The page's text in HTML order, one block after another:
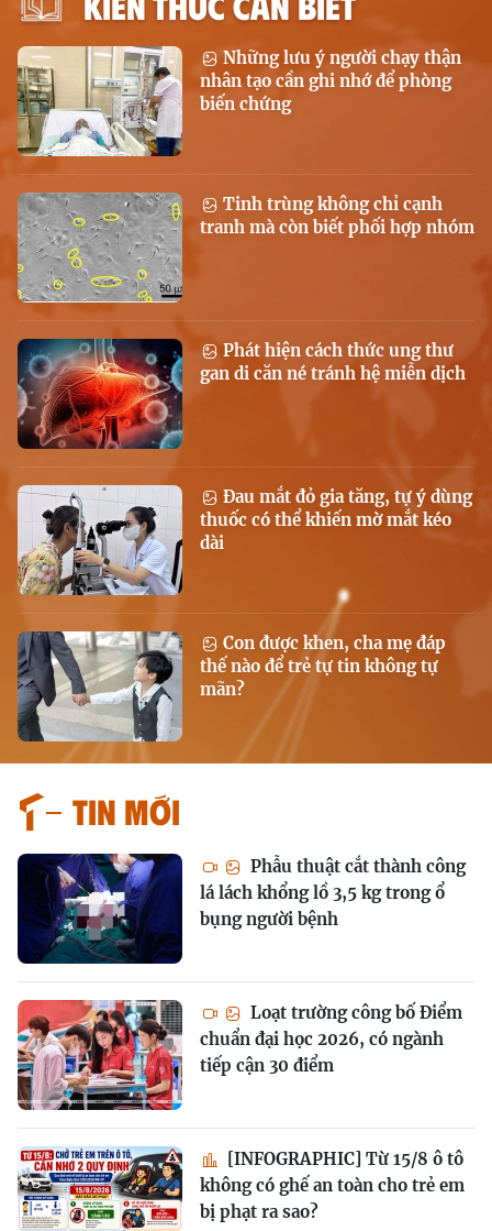
Những lưu ý người chạy thận
nhân tạo cần ghi nhớ để phòng
biến chứng
Tinh trùng không chỉ cạnh
tranh mà còn biết phối hợp nhóm
Phát hiện cách thức ung thư
gan di căn né tránh hệ miễn dịch
Đau mắt đỏ gia tăng, tự ý dùng
thuốc có thể khiến mờ mắt kéo
dài
Con được khen, cha mẹ đáp
thế nào để trẻ tự tin không tự
mãn?
Tin mới
Phẫu thuật cắt thành công
lá lách khổng lồ 3,5 kg trong ổ
bụng người bệnh
Loạt trường công bố Điểm
chuẩn đại học 2026, có ngành
tiếp cận 30 điểm
[INFOGRAPHIC] Từ 15/8 ô tô
không có ghế an toàn cho trẻ em
bị phạt ra sao?